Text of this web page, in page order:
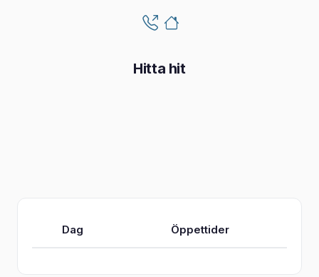
Hitta hit
Dag Öppettider